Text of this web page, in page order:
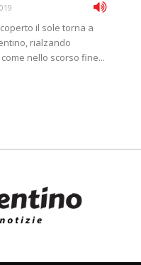
il sole torna a
rialzando
nello scorso fine...